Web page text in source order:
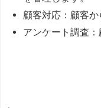
顧客対応：顧客か
アンケート調査：